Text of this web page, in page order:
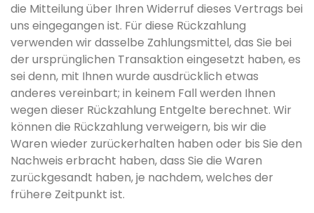
die Mitteilung über Ihren Widerruf dieses Vertrags bei
uns eingegangen ist. Für diese Rückzahlung
verwenden wir dasselbe Zahlungsmittel, das Sie bei
der ursprünglichen Transaktion eingesetzt haben, es
sei denn, mit Ihnen wurde ausdrücklich etwas
anderes vereinbart; in keinem Fall werden Ihnen
wegen dieser Rückzahlung Entgelte berechnet. Wir
können die Rückzahlung verweigern, bis wir die
Waren wieder zurückerhalten haben oder bis Sie den
Nachweis erbracht haben, dass Sie die Waren
zurückgesandt haben, je nachdem, welches der
frühere Zeitpunkt ist.